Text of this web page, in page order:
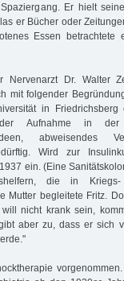
Er hielt
er Bücher oder
Essen betrachtete
Dr. Walter
mit folgender
in
der Aufnahme in der
abweisendes
Wird zur
ein. (Eine
die in Kriegs-
Mutter begleitete Fritz.
nicht krank sein,
aber zu, dass er sich